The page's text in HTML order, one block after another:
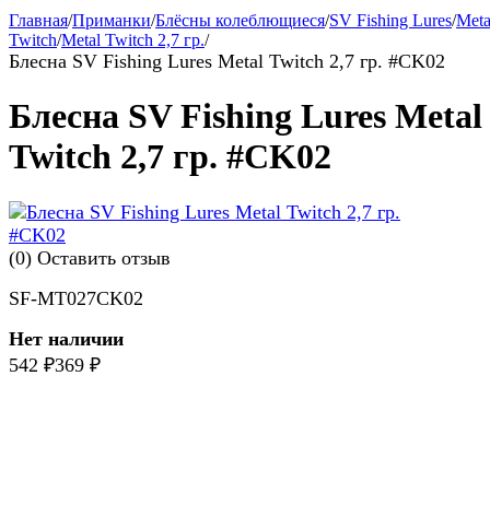
Главная/Приманки/Блёсны колеблющиеся/SV Fishing Lures/
Twitch/Metal Twitch 2,7 гр./
Блесна SV Fishing Lures Metal Twitch 2,7 гр. #CK02
Блесна SV Fishing Lures Metal
Twitch 2,7 гр. #CK02
(0) Оставить отзыв
SF-MT027CK02
Нет наличии
542 ₽369 ₽